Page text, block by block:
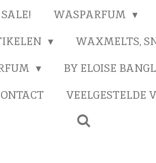
SALE! WASPARFUM
WAXMELTS,
BY ELOISE
VEELGESTELDE